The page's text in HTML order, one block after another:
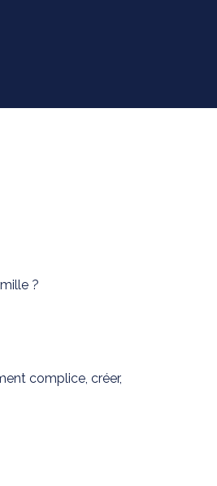
?
complice, créer,